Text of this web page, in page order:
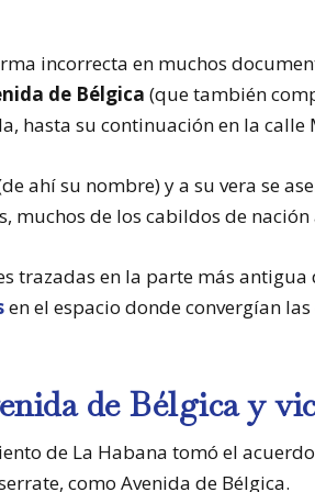
incorrecta en muchos
de Bélgica (que también
hasta su continuación en la calle
ahí su nombre) y a su vera se
muchos de los cabildos de nación
trazadas en la parte más
en el espacio donde convergían
de Bélgica y
de La Habana tomó el
como Avenida de Bélgica.